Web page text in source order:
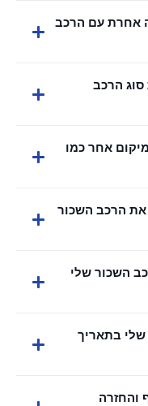
אחרת עם הרכב
הרכב
אחר כמו
את הרכב השכור
השכור שלי
בתאריך
והחזרה